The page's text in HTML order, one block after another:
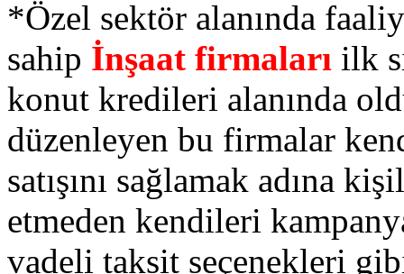
*Özel sektör alanında
sahip İnşaat firmaları ilk
konut kredileri alanında
düzenleyen bu firmalar
satışını sağlamak adına
etmeden kendileri
vadeli taksit seçenekleri